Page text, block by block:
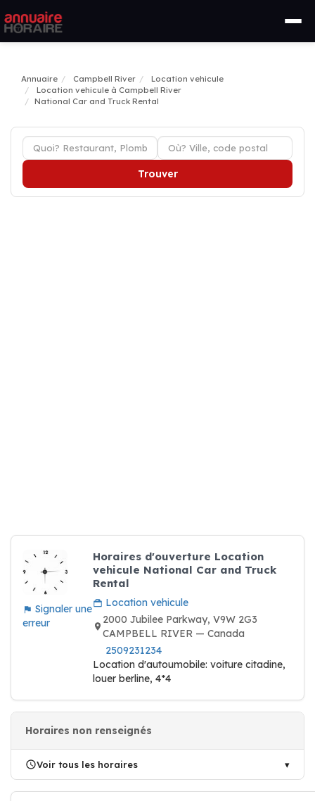
Annuaire Campbell River
Location vehicule
Location vehicule à Campbell River
National Car and Truck Rental
Trouver
Signaler une
erreur
Horaires d'ouverture Location
vehicule National Car and Truck
Rental
Location vehicule
2000 Jubilee Parkway, V9W 2G3
CAMPBELL RIVER — Canada
2509231234
Location d'autoumobile: voiture citadine,
louer berline, 4*4
Horaires non renseignés
Voir tous les horaires